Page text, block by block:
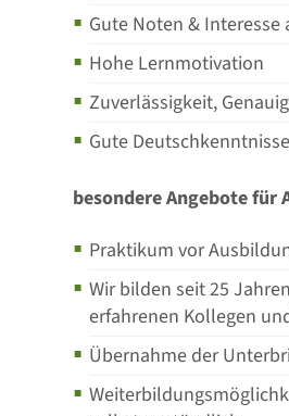
Gute Noten &
Hohe Lernmotivation
Zuverlässigkeit,
Gute
besondere Angebote für
Praktikum vor
Wir bilden seit 25
erfahrenen Kollegen
Übernahme der